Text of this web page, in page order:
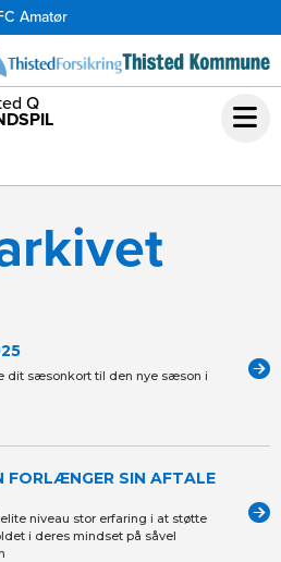
Amatør
Q
dit sæsonkort til den nye sæson i
FORLÆNGER SIN AFTALE
niveau stor erfaring i at støtte
i deres mindset på såvel